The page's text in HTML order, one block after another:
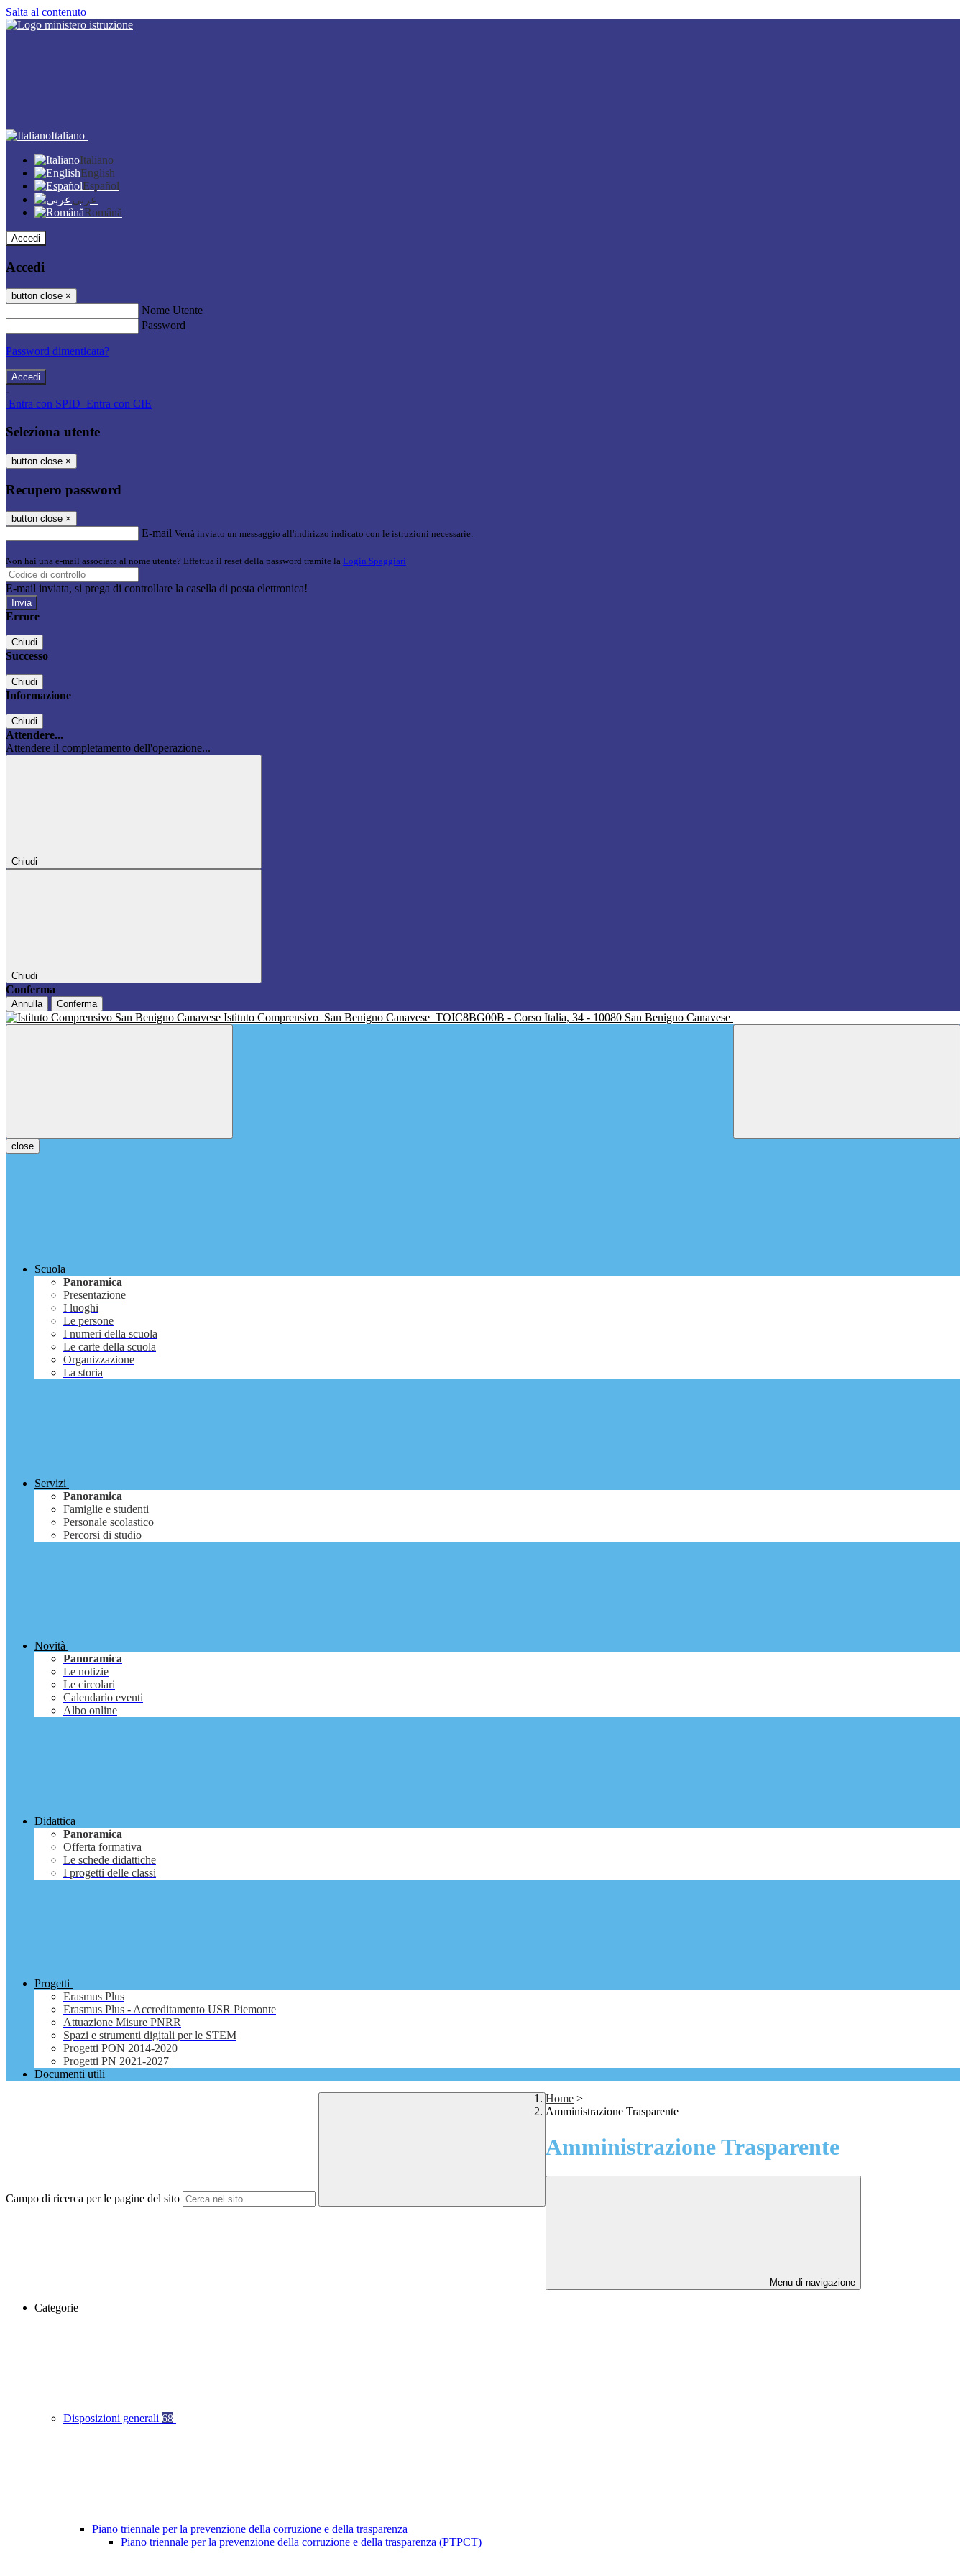
Salta al contenuto
Italiano
Italiano
English
Español
عربى
Română
Accedi
Accedi
button close ×
Nome Utente
Password
Password dimenticata?
-
Entra con SPID Entra con CIE
Seleziona utente
button close ×
Recupero password
button close ×
E-mail Verrà inviato un messaggio all'indirizzo indicato con le istruzioni necessarie.
Non hai una e-mail associata al nome utente? Effettua il reset della password tramite la Login Spaggiari
E-mail inviata, si prega di controllare la casella di posta elettronica!
Errore
Chiudi
Successo
Chiudi
Informazione
Chiudi
Attendere...
Attendere il completamento dell'operazione...
Chiudi
Chiudi
Conferma
Annulla Conferma
Istituto Comprensivo San Benigno Canavese TOIC8BG00B - Corso Italia, 34 - 10080 San Benigno Canavese
close
Scuola
Panoramica
Presentazione
I luoghi
Le persone
I numeri della scuola
Le carte della scuola
Organizzazione
La storia
Servizi
Panoramica
Famiglie e studenti
Personale scolastico
Percorsi di studio
Novità
Panoramica
Le notizie
Le circolari
Calendario eventi
Albo online
Didattica
Panoramica
Offerta formativa
Le schede didattiche
I progetti delle classi
Progetti
Erasmus Plus
Erasmus Plus - Accreditamento USR Piemonte
Attuazione Misure PNRR
Spazi e strumenti digitali per le STEM
Progetti PON 2014-2020
Progetti PN 2021-2027
Documenti utili
Campo di ricerca per le pagine del sito
Home >
Amministrazione Trasparente
Amministrazione Trasparente
Menu di navigazione
Categorie
Disposizioni generali 68
Piano triennale per la prevenzione della corruzione e della trasparenza
Piano triennale per la prevenzione della corruzione e della trasparenza (PTPCT)